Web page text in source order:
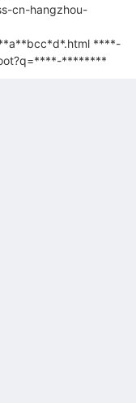
cn-hangzhou-
****-
********